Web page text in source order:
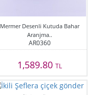
Mermer Desenli Kutuda Bahar
Aranjma..
AR0360
1,589.80 TL